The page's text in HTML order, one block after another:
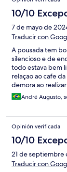
10/10
7 de mayo de
Traducir con
A pousada tem
silencioso e de
todo estava bem
relaçao ao cafe
demora ao
min. Por fim,
repercutia nessa
André Augusto,
Opinión verificada
10/10
21 de septiembre
Traducir con